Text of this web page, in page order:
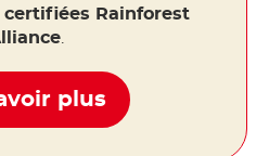
certifiées Rainforest
plus